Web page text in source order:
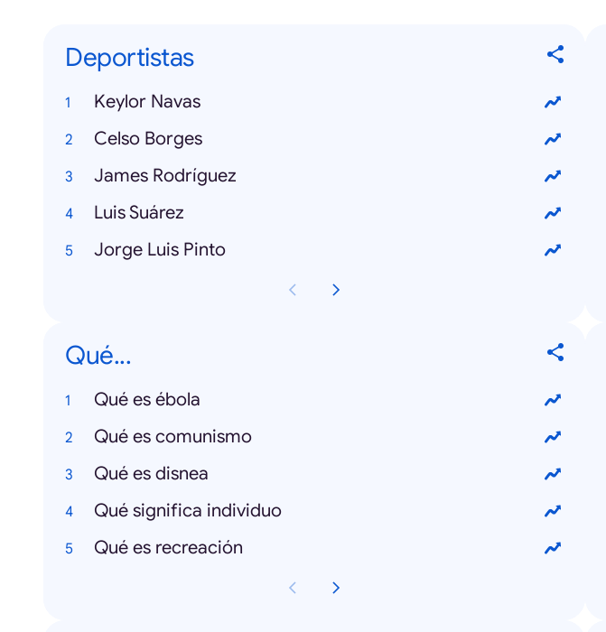
Deportistas
Keylor Navas
Celso Borges
James Rodríguez
Luis Suárez
Jorge Luis Pinto
Qué...
Qué es ébola
Qué es comunismo
Qué es disnea
Qué significa individuo
Qué es recreación